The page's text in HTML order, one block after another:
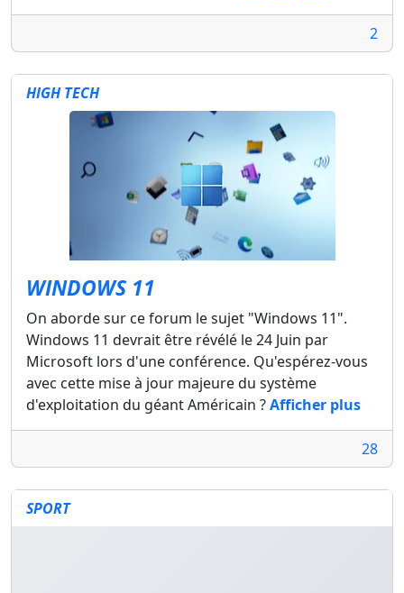
2
HIGH TECH
WINDOWS 11
On aborde sur ce forum le sujet "Windows 11".
Windows 11 devrait être révélé le 24 Juin par
Microsoft lors d'une conférence. Qu'espérez-vous
avec cette mise à jour majeure du système
d'exploitation du géant Américain ?Afficher plus
28
SPORT